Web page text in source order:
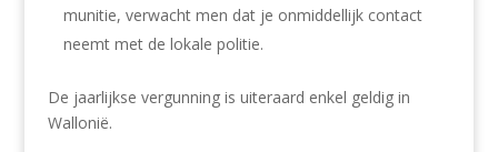
munitie, verwacht men dat je onmiddellijk contact
neemt met de lokale politie.
De jaarlijkse vergunning is uiteraard enkel geldig in
Wallonië.